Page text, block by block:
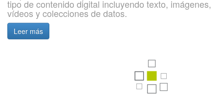
tipo de contenido digital incluyendo texto, imágenes,
vídeos y colecciones de datos.
Leer más